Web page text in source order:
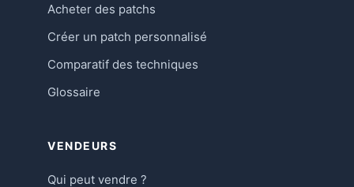
Acheter des patchs
Créer un patch personnalisé
Comparatif des techniques
Glossaire
VENDEURS
Qui peut vendre ?